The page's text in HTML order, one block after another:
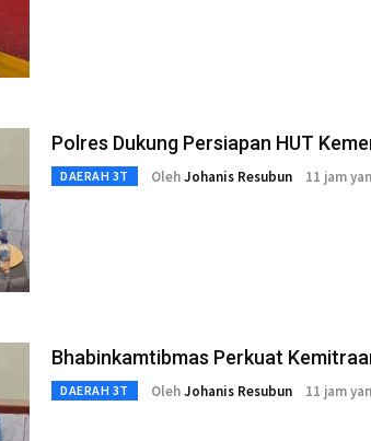
Polres Dukung Persiapan HUT
DAERAH 3T OlehJohanis Resubun 11 jam
Bhabinkamtibmas Perkuat
DAERAH 3T OlehJohanis Resubun 11 jam